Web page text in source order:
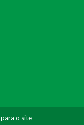
o site